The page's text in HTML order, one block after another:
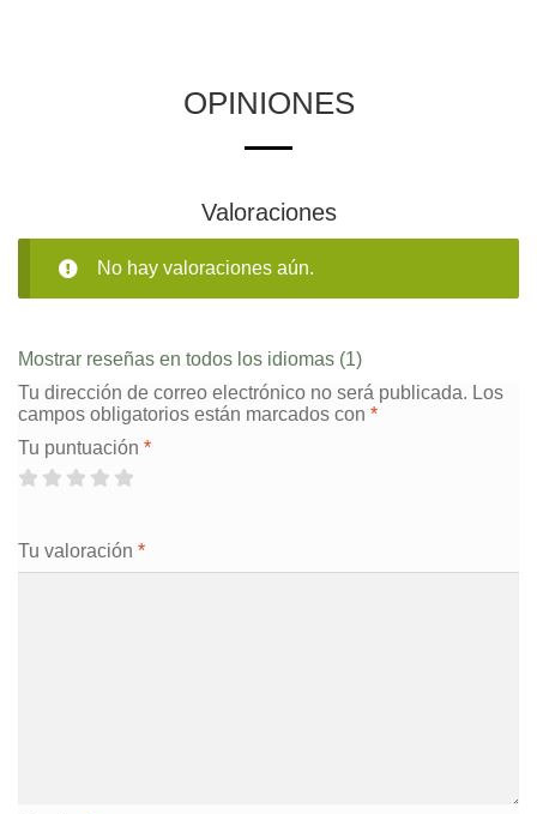
OPINIONES
Valoraciones
No hay valoraciones aún.
Mostrar reseñas en todos los idiomas (1)
Tu dirección de correo electrónico no será publicada. Los
campos obligatorios están marcados con *
Tu puntuación *
Tu valoración *